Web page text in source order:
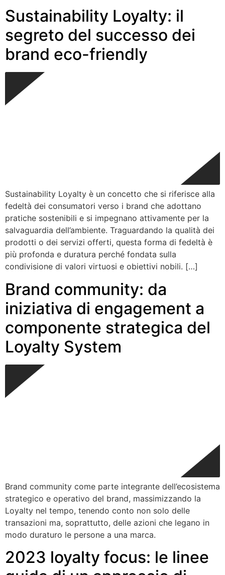
Sustainability Loyalty: il
segreto del successo dei
brand eco-friendly
Sustainability Loyalty è un concetto che si riferisce alla
fedeltà dei consumatori verso i brand che adottano
pratiche sostenibili e si impegnano attivamente per la
salvaguardia dell’ambiente. Traguardando la qualità dei
prodotti o dei servizi offerti, questa forma di fedeltà è
più profonda e duratura perché fondata sulla
condivisione di valori virtuosi e obiettivi nobili. […]
Brand community: da
iniziativa di engagement a
componente strategica del
Loyalty System
Brand community come parte integrante dell’ecosistema
strategico e operativo del brand, massimizzando la
Loyalty nel tempo, tenendo conto non solo delle
transazioni ma, soprattutto, delle azioni che legano in
modo duraturo le persone a una marca.
2023 loyalty focus: le linee